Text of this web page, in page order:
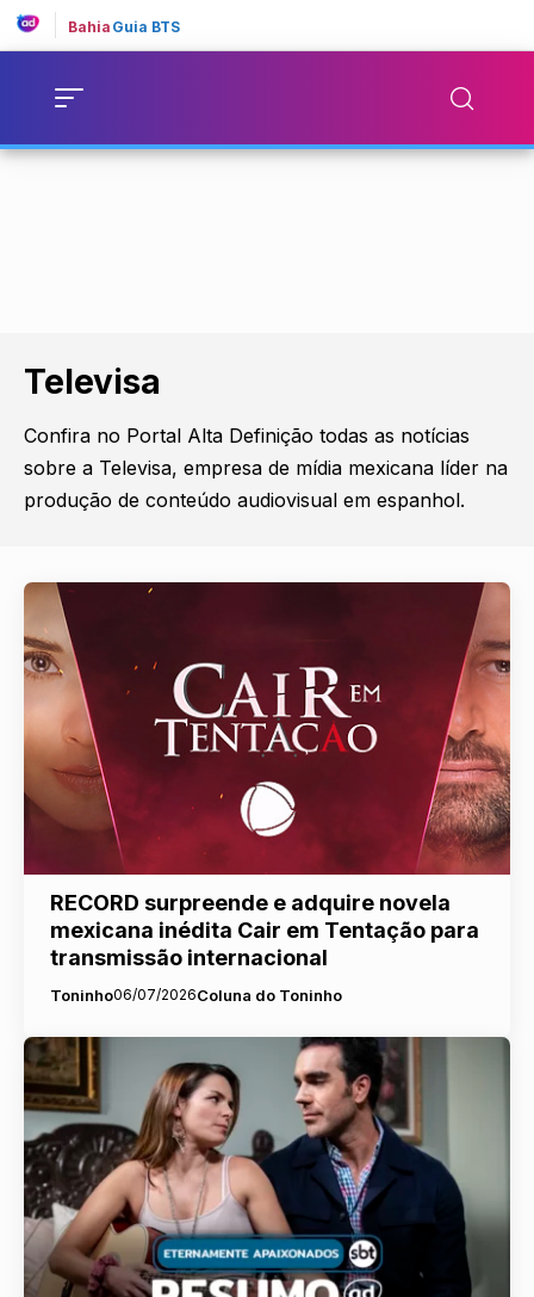
Bahia Guia BTS
Televisa
Confira no Portal Alta Definição todas as notícias
sobre a Televisa, empresa de mídia mexicana líder na
produção de conteúdo audiovisual em espanhol.
RECORD surpreende e adquire novela
mexicana inédita Cair em Tentação para
transmissão internacional
Toninho06/07/2026Coluna do Toninho